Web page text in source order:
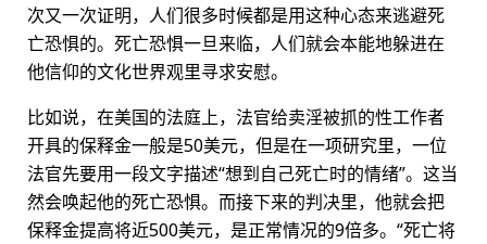
次又一次证明，人们很多时候都是用这种心态来逃避死
亡恐惧的。死亡恐惧一旦来临，人们就会本能地躲进在
他信仰的文化世界观里寻求安慰。
比如说，在美国的法庭上，法官给卖淫被抓的性工作者
开具的保释金一般是50美元，但是在一项研究里，一位
法官先要用一段文字描述“想到自己死亡时的情绪”。这当
然会唤起他的死亡恐惧。而接下来的判决里，他就会把
保释金提高将近500美元，是正常情况的9倍多。“死亡将